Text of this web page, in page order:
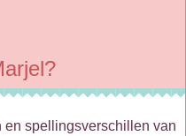
en spellingsverschillen van